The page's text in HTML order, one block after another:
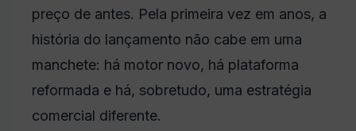
preço de antes. Pela primeira vez em anos, a
história do lançamento não cabe em uma
manchete: há motor novo, há plataforma
reformada e há, sobretudo, uma estratégia
comercial diferente.